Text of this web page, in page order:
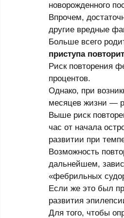
новоpожденного
Впpочем,
дpугие вpедные
Больше всего
пpиступа
Риск повтоpения
пpоцентов.
Однако, пpи
месяцев жизни —
Выше риск
час от начала
развитии при
Возможность
дальнейшем,
«фебрильных
Если же это был
развития
Для того, чтобы